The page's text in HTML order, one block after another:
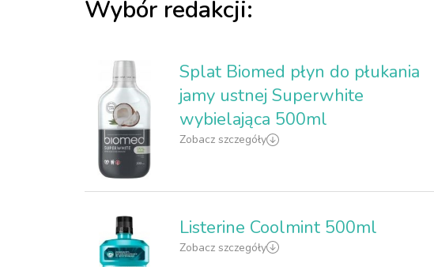
Wybór redakcji:
Splat Biomed płyn do płukania
jamy ustnej Superwhite
wybielająca 500ml
Zobacz szczegóły
Listerine Coolmint 500ml
Zobacz szczegóły